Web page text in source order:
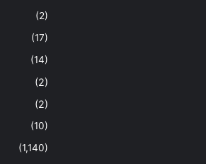
(2)
(17)
(14)
(2)
(2)
(10)
(1,140)